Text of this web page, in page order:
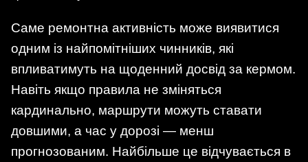
Саме ремонтна активність може виявитися
одним із найпомітніших чинників, які
впливатимуть на щоденний досвід за кермом.
Навіть якщо правила не зміняться
кардинально, маршрути можуть ставати
довшими, а час у дорозі — менш
прогнозованим. Найбільше це відчувається в